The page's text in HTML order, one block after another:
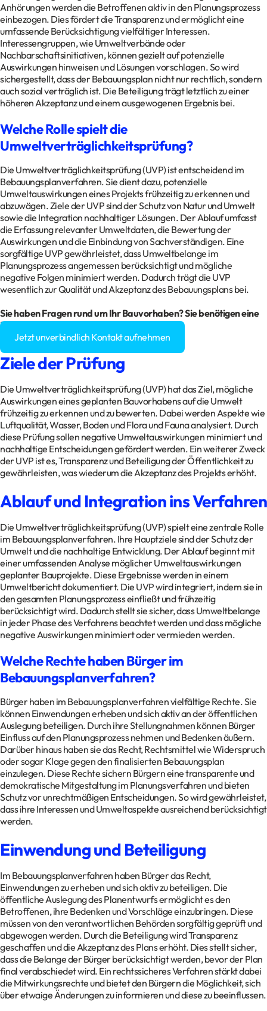
Anhörungen werden die Betroffenen aktiv in den Planungsprozess
einbezogen. Dies fördert die Transparenz und ermöglicht eine
umfassende Berücksichtigung vielfältiger Interessen.
Interessengruppen, wie Umweltverbände oder
Nachbarschaftsinitiativen, können gezielt auf potenzielle
Auswirkungen hinweisen und Lösungen vorschlagen. So wird
sichergestellt, dass der Bebauungsplan nicht nur rechtlich, sondern
auch sozial verträglich ist. Die Beteiligung trägt letztlich zu einer
höheren Akzeptanz und einem ausgewogenen Ergebnis bei.
Welche Rolle spielt die
Umweltverträglichkeitsprüfung?
Die Umweltverträglichkeitsprüfung (UVP) ist entscheidend im
Bebauungsplanverfahren. Sie dient dazu, potenzielle
Umweltauswirkungen eines Projekts frühzeitig zu erkennen und
abzuwägen. Ziele der UVP sind der Schutz von Natur und Umwelt
sowie die Integration nachhaltiger Lösungen. Der Ablauf umfasst
die Erfassung relevanter Umweltdaten, die Bewertung der
Auswirkungen und die Einbindung von Sachverständigen. Eine
sorgfältige UVP gewährleistet, dass Umweltbelange im
Planungsprozess angemessen berücksichtigt und mögliche
negative Folgen minimiert werden. Dadurch trägt die UVP
wesentlich zur Qualität und Akzeptanz des Bebauungsplans bei.
Sie haben Fragen rund um IhrBauvorhaben? Sie benötigen eine
Baugenehmigung?
Jetzt unverbindlich Kontakt aufnehmen
Ziele der Prüfung
Die Umweltverträglichkeitsprüfung (UVP) hat das Ziel, mögliche
Auswirkungen eines geplanten Bauvorhabens auf die Umwelt
frühzeitig zu erkennen und zu bewerten. Dabei werden Aspekte wie
Luftqualität, Wasser, Boden und Flora und Fauna analysiert. Durch
diese Prüfung sollen negative Umweltauswirkungen minimiert und
nachhaltige Entscheidungen gefördert werden. Ein weiterer Zweck
der UVP ist es, Transparenz und Beteiligung der Öffentlichkeit zu
gewährleisten, was wiederum die Akzeptanz des Projekts erhöht.
Ablauf und Integration ins Verfahren
Die Umweltverträglichkeitsprüfung (UVP) spielt eine zentrale Rolle
im Bebauungsplanverfahren. Ihre Hauptziele sind der Schutz der
Umwelt und die nachhaltige Entwicklung. Der Ablauf beginnt mit
einer umfassenden Analyse möglicher Umweltauswirkungen
geplanter Bauprojekte. Diese Ergebnisse werden in einem
Umweltbericht dokumentiert. Die UVP wird integriert, indem sie in
den gesamten Planungsprozess einfließt und frühzeitig
berücksichtigt wird. Dadurch stellt sie sicher, dass Umweltbelange
in jeder Phase des Verfahrens beachtet werden und dass mögliche
negative Auswirkungen minimiert oder vermieden werden.
Welche Rechte haben Bürger im
Bebauungsplanverfahren?
Bürger haben im Bebauungsplanverfahren vielfältige Rechte. Sie
können Einwendungen erheben und sich aktiv an der öffentlichen
Auslegung beteiligen. Durch ihre Stellungnahmen können Bürger
Einfluss auf den Planungsprozess nehmen und Bedenken äußern.
Darüber hinaus haben sie das Recht, Rechtsmittel wie Widerspruch
oder sogar Klage gegen den finalisierten Bebauungsplan
einzulegen. Diese Rechte sichern Bürgern eine transparente und
demokratische Mitgestaltung im Planungsverfahren und bieten
Schutz vor unrechtmäßigen Entscheidungen. So wird gewährleistet,
dass ihre Interessen und Umweltaspekte ausreichend berücksichtigt
werden.
Einwendung und Beteiligung
Im Bebauungsplanverfahren haben Bürger das Recht,
Einwendungen zu erheben und sich aktiv zu beteiligen. Die
öffentliche Auslegung des Planentwurfs ermöglicht es den
Betroffenen, ihre Bedenken und Vorschläge einzubringen. Diese
müssen von den verantwortlichen Behörden sorgfältig geprüft und
abgewogen werden. Durch die Beteiligung wird Transparenz
geschaffen und die Akzeptanz des Plans erhöht. Dies stellt sicher,
dass die Belange der Bürger berücksichtigt werden, bevor der Plan
final verabschiedet wird. Ein rechtssicheres Verfahren stärkt dabei
die Mitwirkungsrechte und bietet den Bürgern die Möglichkeit, sich
über etwaige Änderungen zu informieren und diese zu beeinflussen.